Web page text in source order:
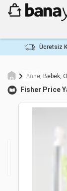
Ücretsiz
Anne, Bebek,
Fisher Price